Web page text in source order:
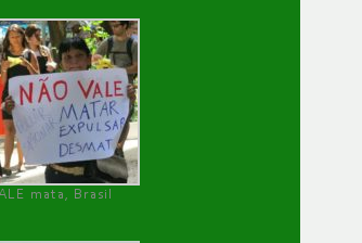
mata, Brasil